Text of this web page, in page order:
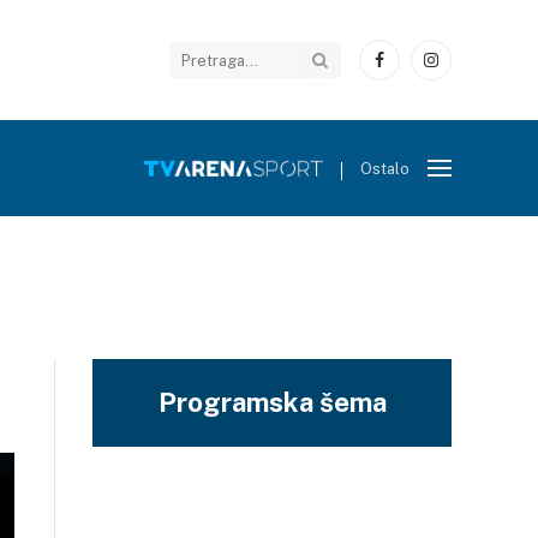
FacebookInstagram
Ostalo
Programska šema